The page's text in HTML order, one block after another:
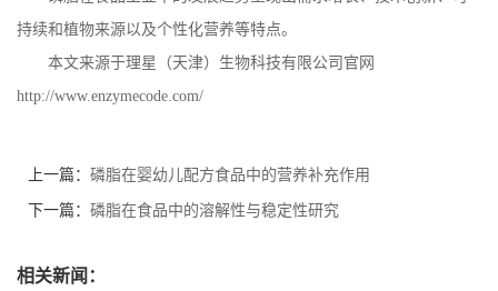
持续和植物来源以及个性化营养等特点。
本文来源于理星（天津）生物科技有限公司官网
http://www.enzymecode.com/
上一篇： 磷脂在婴幼儿配方食品中的营养补充作用
下一篇： 磷脂在食品中的溶解性与稳定性研究
相关新闻：